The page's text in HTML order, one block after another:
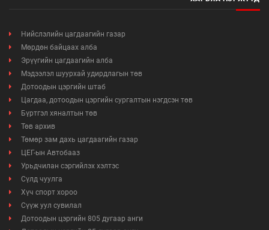
Нийслэлийн цагдаагийн газар
Мөрдөн байцаах алба
Эрүүгийн цагдаагийн алба
Мэдээлэл шуурхай удирдлагын төв
Дотоодын цэргийн штаб
Цагдаа, дотоодын цэргийн сургалтын нэгдсэн төв
Бүртгэл хяналтын төв
Төв архив
Төмөр зам дахь цагдаагийн газар
ЦЕГ-ын Автобааз
Урьдчилан сэргийлэх хэлтэс
Сүлд чуулга
Хүч спорт хороо
Сүүж уул сувилал
Дотоодын цэргийн 805 дугаар анги